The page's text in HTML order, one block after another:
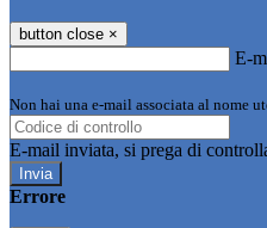
button close ×
E-
Non hai una e-mail associata al nome
E-mail inviata, si prega di
Errore